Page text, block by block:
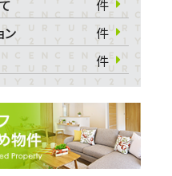
件
ン
件
件